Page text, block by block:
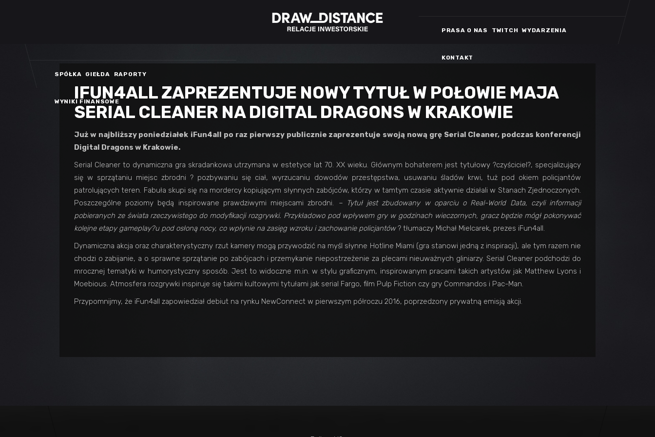
SPÓŁKA GIEŁDA RAPORTY
WYNIKI FINANSOWE
PRASA O NAS TWITCH WYDARZENIA
KONTAKT
IFUN4ALL ZAPREZENTUJE NOWY TYTUŁ W POŁOWIE MAJA
SERIAL CLEANER NA DIGITAL DRAGONS W KRAKOWIE
Już w najbliższy poniedziałek iFun4all po raz pierwszy publicznie zaprezentuje swoją nową grę Serial Cleaner, podczas konferencji
Digital Dragons w Krakowie.
Serial Cleaner to dynamiczna gra skradankowa utrzymana w estetyce lat 70. XX wieku. Głównym bohaterem jest tytułowy ?czyściciel?, specjalizujący
się w sprzątaniu miejsc zbrodni ? pozbywaniu się ciał, wyrzucaniu dowodów przestępstwa, usuwaniu śladów krwi, tuż pod okiem policjantów
patrolujących teren. Fabuła skupi się na mordercy kopiującym słynnych zabójców, którzy w tamtym czasie aktywnie działali w Stanach Zjednoczonych.
Poszczególne poziomy będą inspirowane prawdziwymi miejscami zbrodni.
– Tytuł jest zbudowany w oparciu o Real-World Data, czyli informacji
pobieranych ze świata rzeczywistego do modyfikacji rozgrywki. Przykładowo pod wpływem gry w godzinach wieczornych, graczbędzie mógł pokonywać
kolejne etapy gameplay?u pod osłoną nocy, co wpłynie na zasięg wzroku i zachowanie policjantów? tłumaczy Michał Mielcarek, prezes iFun4all.
Dynamiczna akcja oraz charakterystyczny rzut kamery mogą przywodzić na myśl słynne Hotline Miami (gra stanowi jedną z inspiracji), ale tym razem nie
chodzi o zabijanie, a o sprawne sprzątanie po zabójcach i przemykanie niepostrzeżenie za plecami nieuważnych gliniarzy. Serial Cleaner podchodzi do
mrocznej tematyki w humorystyczny sposób. Jest to widoczne m.in. w stylu graficznym, inspirowanym pracami takich artystów jak Matthew Lyons i
Moebious. Atmosfera rozgrywki inspiruje się takimi kultowymi tytułami jak serial Fargo, film Pulp Fiction czy gry Commandos i Pac-Man.
Przypomnijmy, że iFun4all zapowiedział debiut na rynku NewConnect w pierwszym półroczu 2016, poprzedzony prywatną emisją akcji.